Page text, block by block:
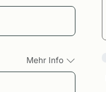
Mehr Info